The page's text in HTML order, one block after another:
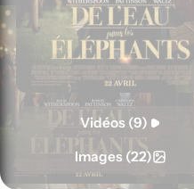
Vidéos (9)
Images (22)